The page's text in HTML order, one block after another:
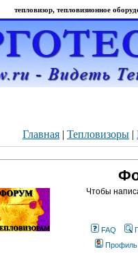
тепловизор, тепловизионное
Главная | Тепловизоры |
Чтобы
FAQ
Профиль